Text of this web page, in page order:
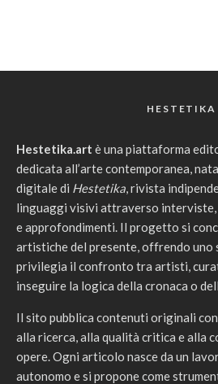
HESTETIKA
Hestetika.art è una piattaforma
dedicata all’arte contemporanea,
digitale di Hestetika, rivista
linguaggi visivi attraverso
e approfondimenti. Il progetto si
artistiche del presente, offrendo uno
privilegia il confronto tra artisti,
inseguire la logica della cronaca o
Il sito pubblica contenuti originali
alla ricerca, alla qualità critica e alla
opere. Ogni articolo nasce da un
autonomo e si propone come